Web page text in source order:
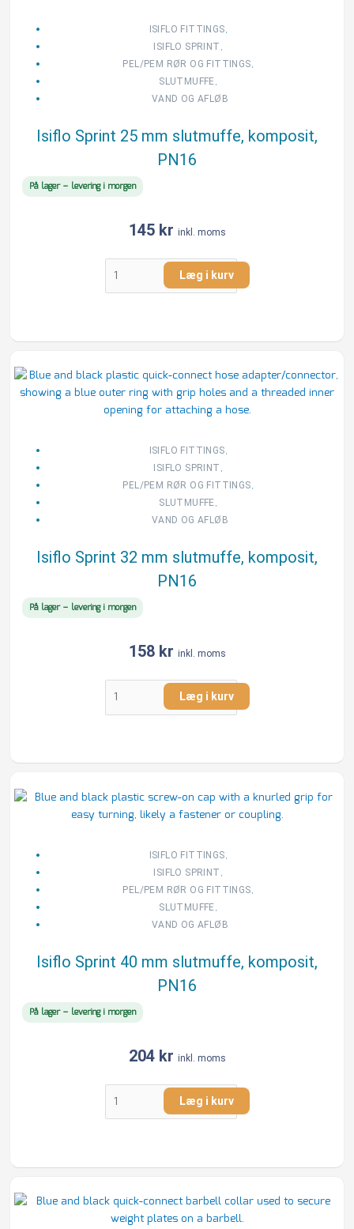
ISIFLO FITTINGS,
ISIFLO SPRINT ,
PEL/PEM RØR OG FITTINGS,
SLUTMUFFE ,
VAND OG AFLØB
Isiflo Sprint 25 mm slutmuffe, komposit,
PN16
På lager – levering i morgen
145 kr inkl. moms
slutmuffe,
PN16
Læg i kurv
ISIFLO FITTINGS,
ISIFLO SPRINT ,
PEL/PEM RØR OG FITTINGS,
SLUTMUFFE,
VAND OG AFLØB
Isiflo Sprint 32 mm slutmuffe, komposit,
PN16
På lager – levering i morgen
158 kr inkl. moms
Sprint
32
mm
komposit,
antal
Læg i kurv
ISIFLO FITTINGS,
ISIFLO SPRINT ,
PEL/PEM RØR OG FITTINGS,
SLUTMUFFE ,
VAND OG AFLØB
Isiflo Sprint 40 mm slutmuffe, komposit,
PN16
På lager – levering i morgen
204 kr inkl. moms
Sprint
40
slutmuffe,
PN16
Læg i kurv
Sprint
50